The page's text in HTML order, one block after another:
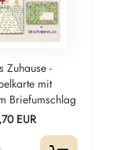
Zuhause -
mit
Briefumschlag
EUR